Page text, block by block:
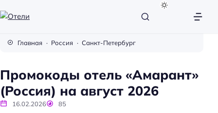
и
Главная Россия Санкт-Петербург
Промокоды отель «Амарант»
(Россия) на август 2026
16.02.2026 85